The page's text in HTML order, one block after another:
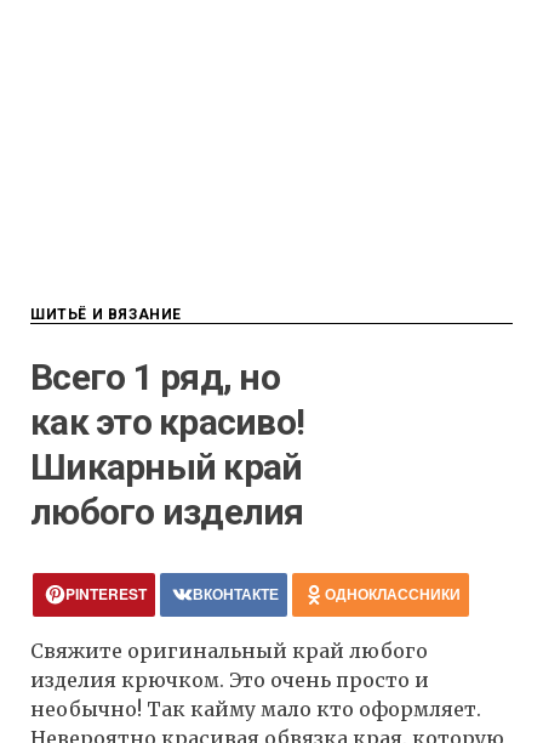
ШИТЬЁ И ВЯЗАНИЕ
Всего 1 ряд, но
как это красиво!
Шикарный край
любого изделия
PINTEREST ВКОНТАКТЕ ОДНОКЛАССНИКИ
Свяжите оригинальный край любого
изделия крючком. Это очень просто и
необычно! Так кайму мало кто оформляет.